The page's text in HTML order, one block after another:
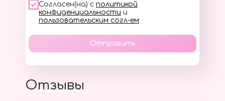
Согласен(на) с политикой
конфиденциальности и
пользовательским согл-ем
Отправить
Отзывы